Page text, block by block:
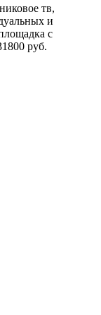
тв,
и
с
руб.